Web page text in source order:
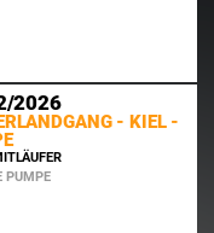
2026
- KIEL -
PUMPE